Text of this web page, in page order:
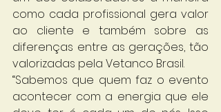
como cada profissional gera valor
ao cliente e também sobre as
diferenças entre as gerações, tão
valorizadas pela Vetanco Brasil.
“Sabemos que quem faz o evento
acontecer com a energia que ele